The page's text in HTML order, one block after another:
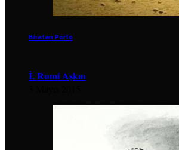
Biratan Porto
İ. Rumi Aşkın